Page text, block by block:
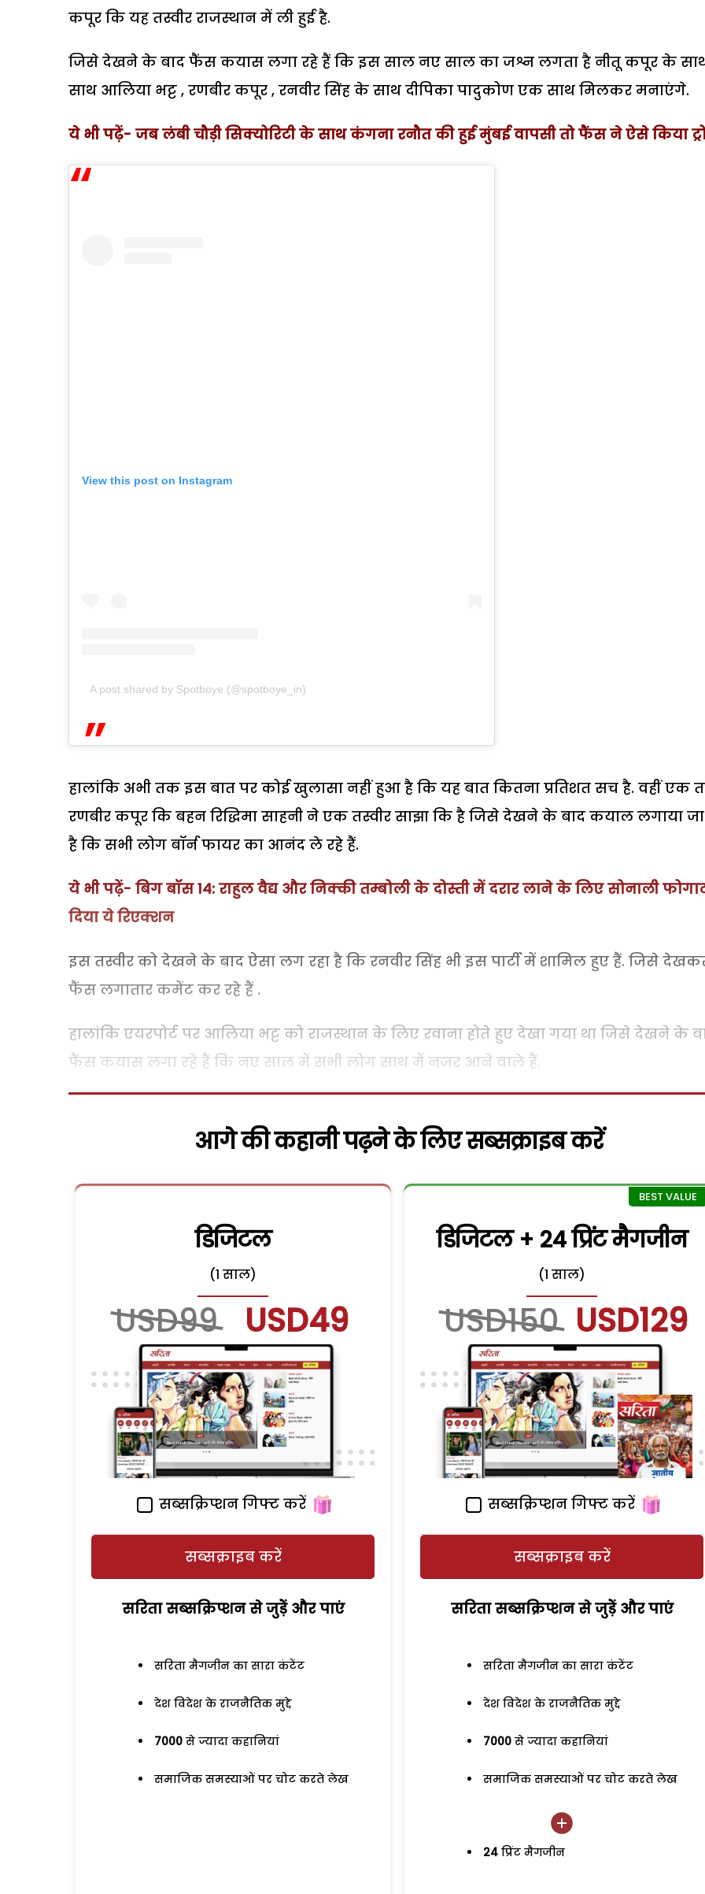
कपूर कि यह तस्वीर राजस्थान में ली हुई है.
जिसे देखने के बाद फैंस कयास लगा रहे हैं कि इस साल नए साल का जश्न लगता है नीतू कपूर के
साथ आलिया भट्ट , रणबीर कपूर , रनवीर सिंह के साथ दीपिका पादुकोण एक साथ मिलकर मनाएंगे.
ये भी पढ़ें- जब लंबी चौड़ी सिक्योरिटी के साथ कंगना रनौत की हुई मुंबई वापसी तो फैंस ने ऐसे किया
View this post on Instagram
A post shared by Spotboye (@spotboye_in)
हालांकि अभी तक इस बात पर कोई खुलासा नहीं हुआ है कि यह बात कितना प्रतिशत सच है. वहीं एक
रणबीर कपूर कि बहन रिद्धिमा साहनी ने एक तस्वीर साझा कि है जिसे देखने के बाद कयाल लगाया जा
है कि सभी लोग बॉर्न फायर का आनंद ले रहे हैं.
ये भी पढ़ें- बिग बॉस 14: राहुल वैद्य और निक्की तम्बोली के दोस्ती में दरार लाने के लिए सोनाली
दिया ये रिएक्शन
इस तस्वीर को देखने के बाद ऐसा लग रहा है कि रनवीर सिंह भी इस पार्टी में शामिल हुए हैं. जिसे
फैंस लगातार कमेंट कर रहे हैं .
हालांकि एयरपोर्ट पर आलिया भट्ट को राजस्थान के लिए रवाना होते हुए देखा गया था जिसे देखने के
फैंस कयास लगा रहे हैं कि नए साल में सभी लोग साथ में नजर आने वाले हैं.
आगे की कहानी पढ़ने के लिए सब्सक्राइब करें
डिजिटल
(1 साल)
USD99 USD49
सब्सक्रिप्शन गिफ्ट करें
सब्सक्राइब करें
सरिता सब्सक्रिप्शन से जुड़ेें और पाएं
सरिता मैगजीन का सारा कंटेंट
देश विदेश के राजनैतिक मुद्दे
7000 से ज्यादा कहानियां
समाजिक समस्याओं पर चोट करते लेख
डिजिटल + 24 प्रिंट मैगजीन
(1 साल)
USD150 USD129
सब्सक्रिप्शन गिफ्ट करें
सब्सक्राइब करें
सरिता सब्सक्रिप्शन से जुड़ेें और पाएं
सरिता मैगजीन का सारा कंटेंट
देश विदेश के राजनैतिक मुद्दे
7000 से ज्यादा कहानियां
समाजिक समस्याओं पर चोट करते लेख
24 प्रिंट मैगजीन